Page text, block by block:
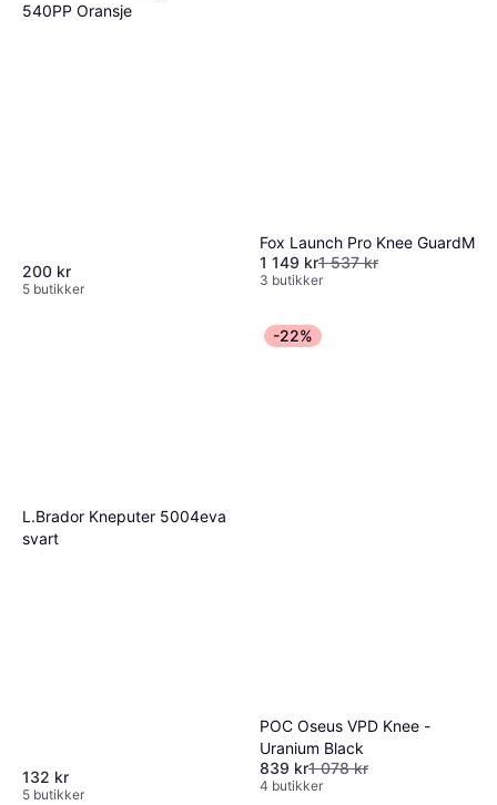
540PP Oransje
200 kr
5 butikker
Fox Launch Pro Knee GuardM
1 149 kr1 537 kr
3 butikker
L.Brador Kneputer 5004eva
svart
132 kr
5 butikker
-22%
POC Oseus VPD Knee -
Uranium Black
839 kr1 078 kr
4 butikker